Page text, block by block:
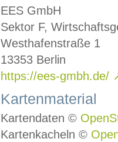
EES GmbH
Sektor F,
Westhafenstraße 1
13353 Berlin
https://ees-gmbh.de/
Kartenmaterial
Kartendaten ©
Kartenkacheln ©